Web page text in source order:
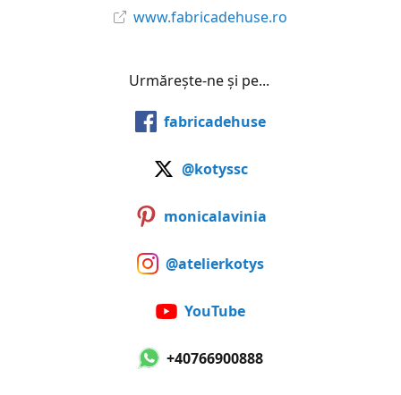
www.fabricadehuse.ro
Urmărește-ne și pe...
fabricadehuse
@kotyssc
monicalavinia
@atelierkotys
YouTube
+40766900888